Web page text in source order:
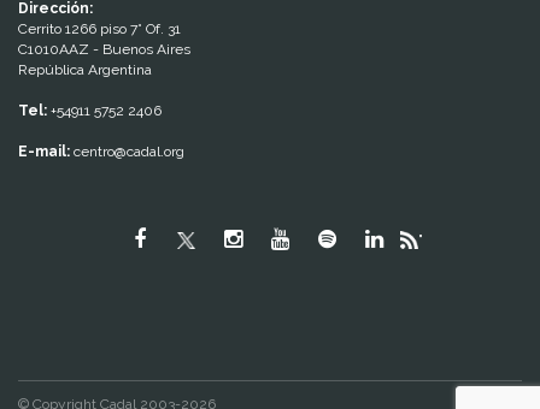
Dirección:
Cerrito 1266 piso 7° Of. 31
C1010AAZ - Buenos Aires
República Argentina
Tel: +54911 5752 2406
E-mail: centro@cadal.org
"
© Copyright Cadal 2003-2026